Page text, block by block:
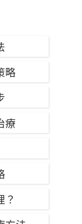
略
療